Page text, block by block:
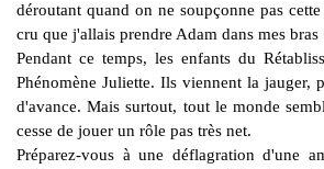
déroutant quand on ne soupçonne pas
cru que j'allais prendre Adam dans mes bras
Pendant ce temps, les enfants du
Phénomène Juliette. Ils viennent la jauger,
d'avance. Mais surtout, tout le monde
cesse de jouer un rôle pas très net.
Préparez-vous à une déflagration d'une